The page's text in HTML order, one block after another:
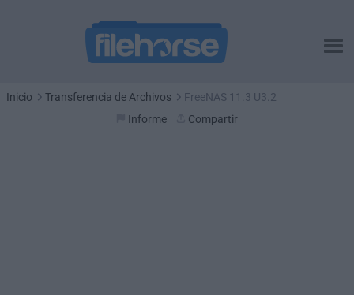
Inicio Transferencia de Archivos
FreeNAS 11.3 U3.2
Informe
Compartir